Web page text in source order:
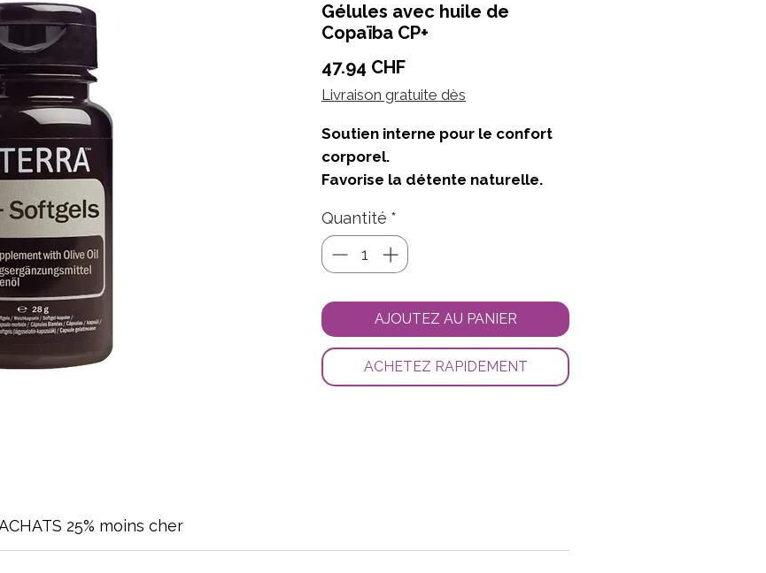
Gélules avec huile de
Copaïba CP+
47.94 CHFPrix
Livraison gratuite dès
Soutien interne pour le confort
corporel.
Favorise la détente naturelle.
Quantité *
AJOUTEZ AU PANIER
ACHETEZ RAPIDEMENT
25% moins cher